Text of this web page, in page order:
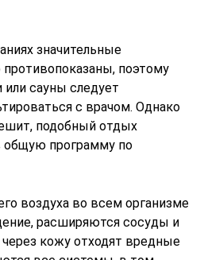
значительные
поэтому
сауны следует
с врачом. Однако
подобный отдых
общую программу по
воздуха во всем организме
расширяются сосуды и
кожу отходят вредные